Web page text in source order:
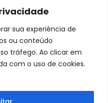
sua experiência de
ou conteúdo
tráfego. Ao clicar em
com o uso de cookies.
Endereço
Rua:
Ananias da
Costa
Centro
LGPD